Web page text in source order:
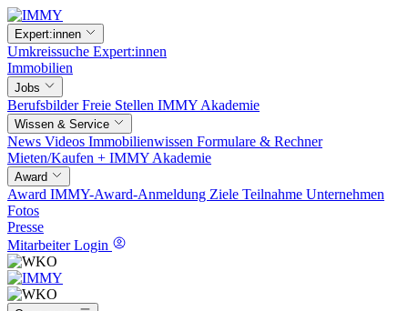
Expert:innen
Umkreissuche Expert:innen
Immobilien
Jobs
BerufsbilderFreie Stellen IMMY Akademie
Wissen & Service
News Videos Immobilienwissen Formulare & Rechner
Mieten/Kaufen + IMMY Akademie
Award
Award IMMY-Award-Anmeldung Ziele Teilnahme Unternehmen
Fotos
Presse
Mitarbeiter Login